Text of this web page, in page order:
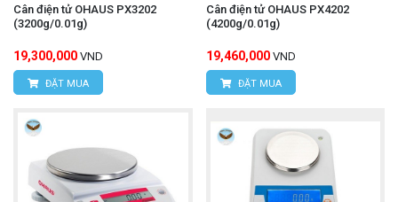
Cân điện tử OHAUS PX3202
(3200g/0.01g)
19,300,000 VND
ĐẶT MUA
Cân điện tử OHAUS PX4202
(4200g/0.01g)
19,460,000 VND
ĐẶT MUA